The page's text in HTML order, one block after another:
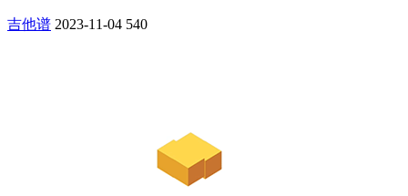
吉他谱 2023-11-04 540